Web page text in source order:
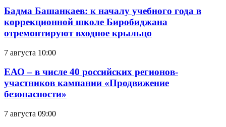
Бадма Башанкаев: к началу учебного года в
коррекционной школе Биробиджана
отремонтируют входное крыльцо
7 августа 10:00
ЕАО – в числе 40 российских регионов-
участников кампании «Продвижение
безопасности»
7 августа 09:00